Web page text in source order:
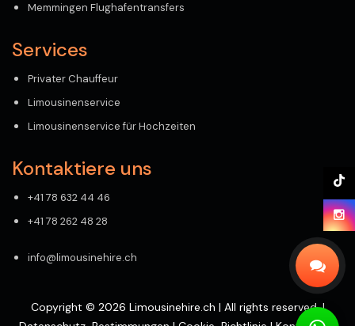
Memmingen Flughafentransfers
Services
Privater Chauffeur
Limousinenservice
Limousinenservice für Hochzeiten
Kontaktiere uns
+41 78 632 44 46
+41 78 262 48 28
info@limousinehire.ch
Copyright © 2026 Limousinehire.ch | All rights reserved. |